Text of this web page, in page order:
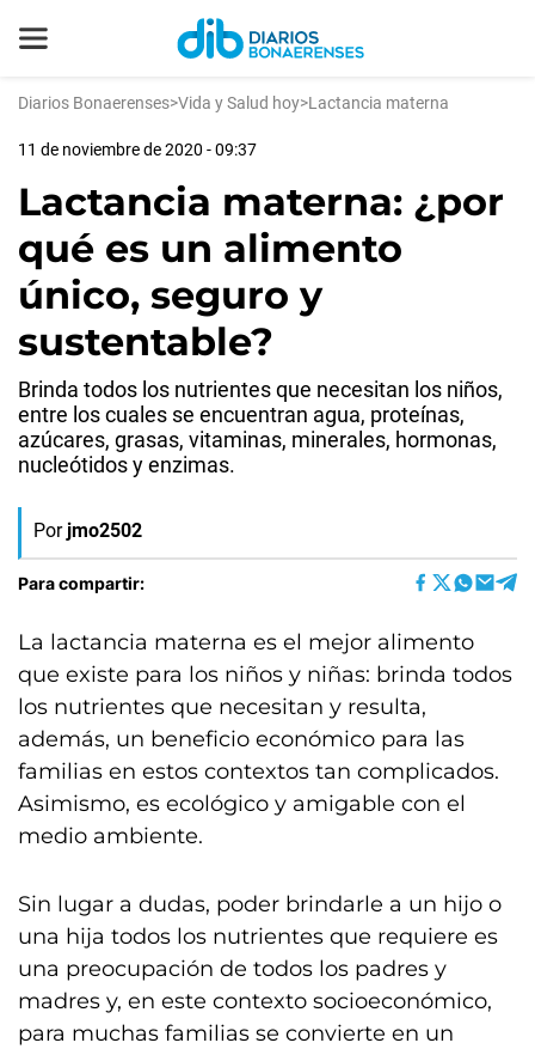
Diarios Bonaerenses>Vida y Salud hoy>Lactancia materna
11 de noviembre de 2020 - 09:37
Lactancia materna: ¿por
qué es un alimento
único, seguro y
sustentable?
Brinda todos los nutrientes que necesitan los niños,
entre los cuales se encuentran agua, proteínas,
azúcares, grasas, vitaminas, minerales, hormonas,
nucleótidos y enzimas.
Por jmo2502
Para compartir:
La lactancia materna es el mejor alimento
que existe para los niños y niñas: brinda todos
los nutrientes que necesitan y resulta,
además, un beneficio económico para las
familias en estos contextos tan complicados.
Asimismo, es ecológico y amigable con el
medio ambiente.
Sin lugar a dudas, poder brindarle a un hijo o
una hija todos los nutrientes que requiere es
una preocupación de todos los padres y
madres y, en este contexto socioeconómico,
para muchas familias se convierte en un